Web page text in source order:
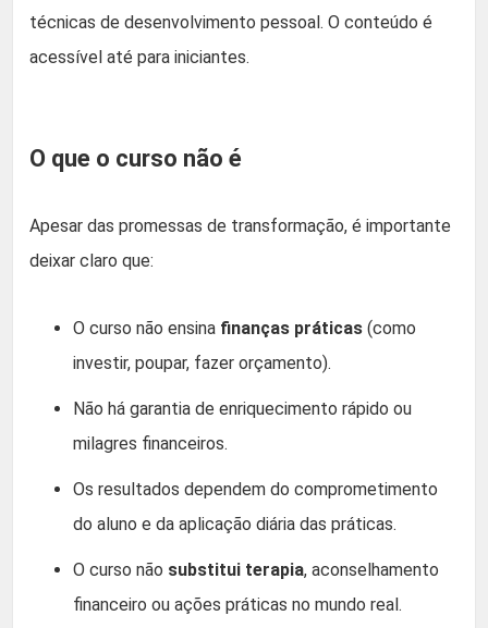
técnicas de desenvolvimento pessoal. O conteúdo é
acessível até para iniciantes.
O que o curso não é
Apesar das promessas de transformação, é importante
deixar claro que:
O curso não ensina finanças práticas (como
investir, poupar, fazer orçamento).
Não há garantia de enriquecimento rápido ou
milagres financeiros.
Os resultados dependem do comprometimento
do aluno e da aplicação diária das práticas.
O curso não substitui terapia, aconselhamento
financeiro ou ações práticas no mundo real.